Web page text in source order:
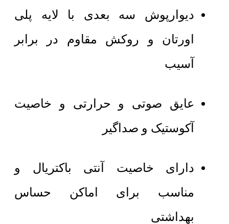
دیوارپوش سه بعدی با لایه پلی
اورتان و روکش مقاوم در برابر
آسیب
عایق صوتی و حرارتی و خاصیت
آکوستیک و صداگیر
دارای خاصیت آنتی باکتریال و
مناسب برای اماکن حساس
بهداشتی